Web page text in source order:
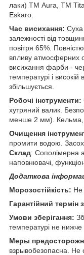
лаки) ТМ Aura, ТМ
Eskaro.
Час висихання: Суха
залежності від
повітря 65%.
впливу атмосферних
висихання фарби -
температурі і високій
збільшується.
Робочі інструменти:
хутряний валик.
менше 2 мм). Кельма,
Очищення
промити водою.
Склад: Сополімерна
наповнювачі,
Додаткова
Морозостійкість: Не
Гарантійний термін
Умови зберігання:
температурі не
Меры
взрывобезопасна. Не